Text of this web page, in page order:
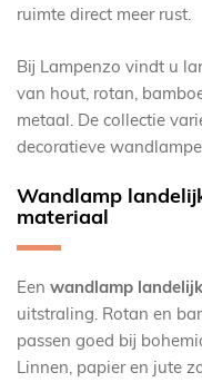
ruimte direct meer rust.
Bij Lampenzo vindt u
van hout, rotan,
metaal. De collectie
decoratieve
Wandlamp
materiaal
Een wandlamp
uitstraling. Rotan en
passen goed bij
Linnen, papier en jute